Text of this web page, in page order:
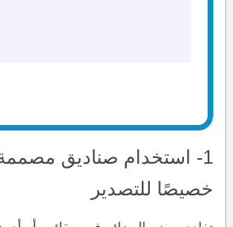
1- استخدام صناديق
خصيصًا للتصدير